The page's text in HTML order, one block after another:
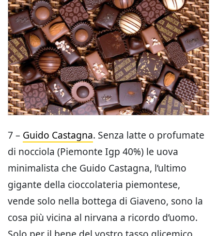
7 – Guido Castagna. Senza latte o profumate
di nocciola (Piemonte Igp 40%) le uova
minimalista che Guido Castagna, l’ultimo
gigante della cioccolateria piemontese,
vende solo nella bottega di Giaveno, sono la
cosa più vicina al nirvana a ricordo d’uomo.